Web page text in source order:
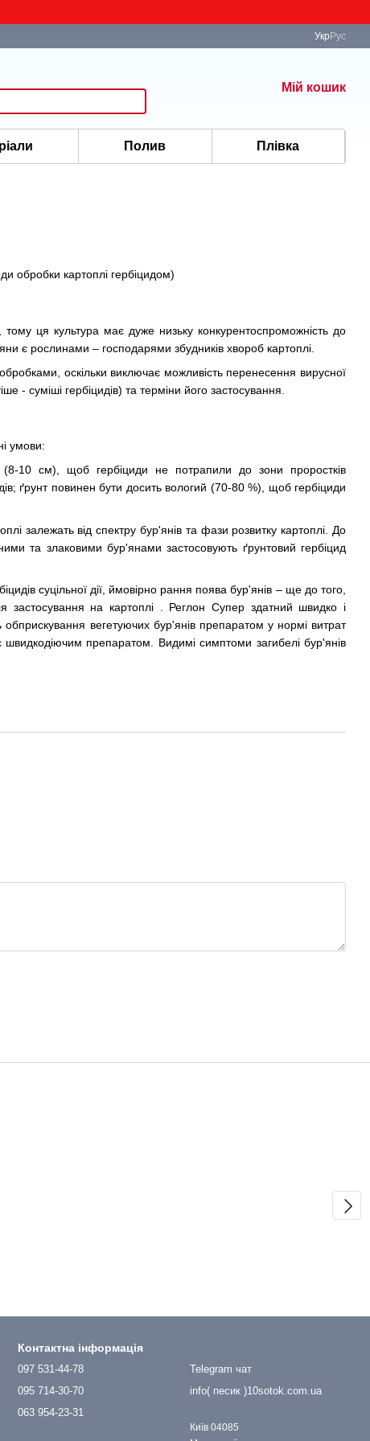
Укр Рус
Мій кошик
Полив Плівка
обробки картоплі гербіцидом)
ця культура має дуже низьку конкурентоспроможність до
є рослинами – господарями збудників хвороб картоплі.
оскільки виключає можливість перенесення вирусної
- суміші гербіцидів) та терміни його застосування.
умови:
(8-10 см), щоб гербіциди не потрапили до зони проростків
ґрунт повинен бути досить вологий (70-80 %), щоб гербіциди
залежать від спектру бур'янів та фази розвитку картоплі. До
та злаковими бур'янами застосовують ґрунтовий гербіцид
суцільної дії, ймовірно рання поява бур'янів – ще до того,
застосування на картоплі . Реглон Супер здатний швидко і
вегетуючих бур'янів препаратом у нормі витрат
препаратом. Видимі симптоми загибелі бур'янів
Контактна інформація
097 531-44-78
095 714-30-70
063 954-23-31
Telegram чат
info( песик )10sotok.com.ua
Київ 04085